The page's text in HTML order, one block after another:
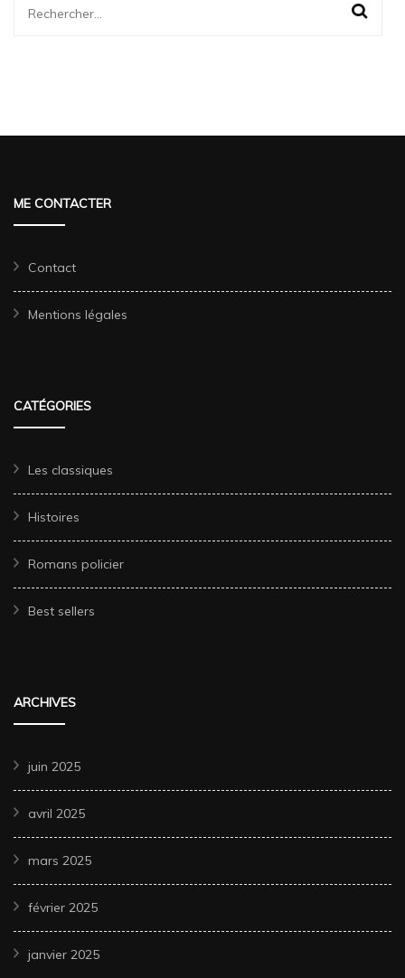
Rechercher :
ME CONTACTER
Contact
Mentions légales
CATÉGORIES
Les classiques
Histoires
Romans policier
Best sellers
ARCHIVES
juin 2025
avril 2025
mars 2025
février 2025
janvier 2025